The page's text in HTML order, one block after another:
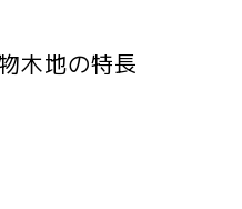
木地の特長